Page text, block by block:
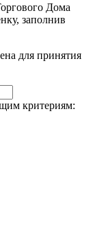
Дома
заполнив
для принятия
критериям: